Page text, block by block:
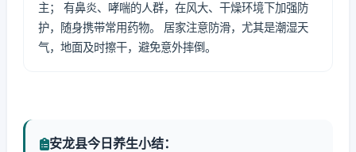
主； 有鼻炎、哮喘的人群，在风大、干燥环境下加强防
护，随身携带常用药物。 居家注意防滑，尤其是潮湿天
气，地面及时擦干，避免意外摔倒。
安龙县今日养生小结：